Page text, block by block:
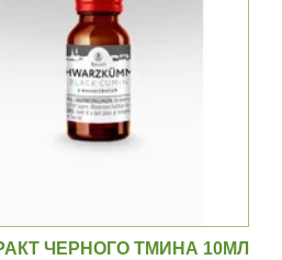
ЧЕРНОГО ТМИНА 10МЛ